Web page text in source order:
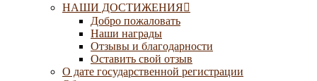
НАШИ ДОСТИЖЕНИЯ
Добро пожаловать
Наши награды
Отзывы и благодарности
Оставить свой отзыв
О дате государственной регистрации